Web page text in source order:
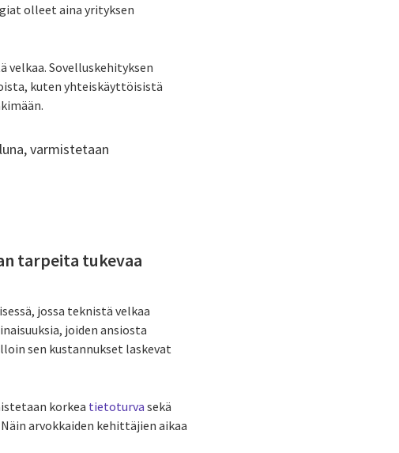
olleet aina yrityksen
velkaa. Sovelluskehityksen
kuten yhteiskäyttöisistä
varmistetaan
tarpeita tukevaa
jossa teknistä velkaa
joiden ansiosta
sen kustannukset laskevat
korkea tietoturva sekä
arvokkaiden kehittäjien aikaa